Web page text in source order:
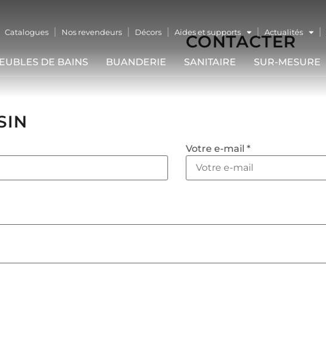
Catalogues Nos revendeurs Décors Aides et supports Actualités
DE BAINS BUANDERIE SANITAIRE SUR-MESURE
CONTACTER
Votre e-mail *